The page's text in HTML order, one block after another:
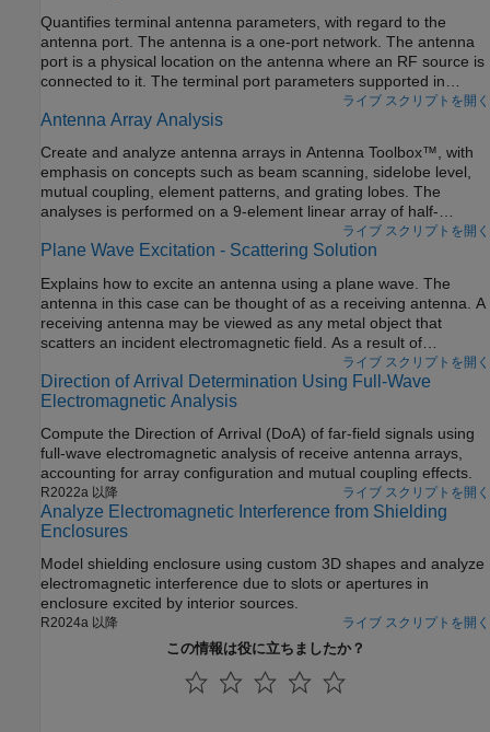
Quantifies terminal antenna parameters, with regard to the
antenna port. The antenna is a one-port network. The antenna
port is a physical location on the antenna where an RF source is
connected to it. The terminal port parameters supported in
ライブ スクリプトを開く
Antenna Array Analysis
Create and analyze antenna arrays in Antenna Toolbox™, with
emphasis on concepts such as beam scanning, sidelobe level,
mutual coupling, element patterns, and grating lobes. The
analyses is performed on a 9-element linear array of half-
ライブ スクリプトを開く
Plane Wave Excitation - Scattering Solution
Explains how to excite an antenna using a plane wave. The
antenna in this case can be thought of as a receiving antenna. A
receiving antenna may be viewed as any metal object that
scatters an incident electromagnetic field. As a result of
scattering an electric current appears on the antenna's surface.
The current in turn creates a corresponding electric field. This
produces a voltage difference across the feed. This voltage
ライブ スクリプトを開く
Direction of Arrival Determination Using Full-Wave
Electromagnetic Analysis
Compute the Direction of Arrival (DoA) of far‑field signals using
full‑wave electromagnetic analysis of receive antenna arrays,
accounting for array configuration and mutual coupling effects.
R2022a 以降 ライブ スクリプトを開く
Analyze Electromagnetic Interference from Shielding
Enclosures
Model shielding enclosure using custom 3D shapes and analyze
electromagnetic interference due to slots or apertures in
enclosure excited by interior sources.
R2024a 以降 ライブ スクリプトを開く
この情報は役に立ちましたか？